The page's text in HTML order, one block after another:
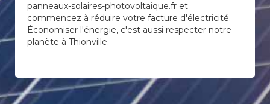
panneaux-solaires-photovoltaique.fr et
commencez à réduire votre facture d'électricité.
Économiser l'énergie, c'est aussi respecter notre
planète à Thionville.